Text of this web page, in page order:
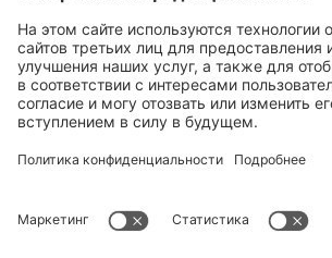
Поддержка
Shop
Contact us
Быстрые ссылки